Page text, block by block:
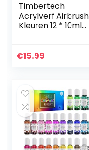
Timbertech
Acrylverf Airbrush
Kleuren 12 * 10ml
Set Airbrush
€15.99